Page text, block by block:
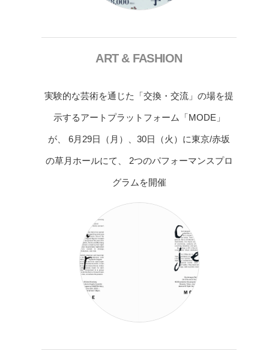
ART & FASHION
実験的な芸術を通じた「交換・交流」の場を提
示するアートプラットフォーム「MODE」
が、 6月29日（月）、30日（火）に東京/赤坂
の草月ホールにて、 2つのパフォーマンスプロ
グラムを開催